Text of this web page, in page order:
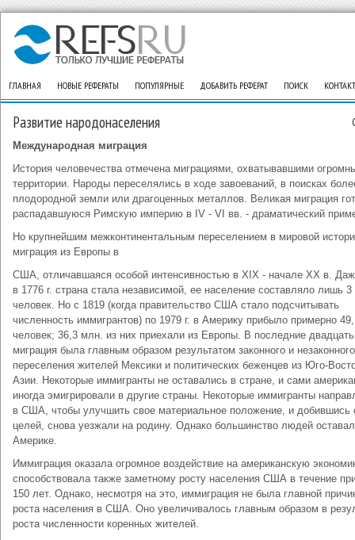
ГЛАВНАЯ НОВЫЕ РЕФЕРАТЫ ПОПУЛЯРНЫЕ ДОБАВИТЬ РЕФЕРАТ ПОИСК
Развитие народонаселения
Международная миграция
История человечества отмечена миграциями, охватывавшими
территории. Народы переселялись в ходе завоеваний, в поисках
плодородной земли или драгоценных металлов. Великая миграция
распадавшуюся Римскую империю в IV - VI вв. - драматический
Но крупнейшим межконтинентальным переселением в мировой
миграция из Европы в
США, отличавшаяся особой интенсивностью в XIX - начале XX в.
в 1776 г. страна стала независимой, ее население составляло лишь
человек. Но с 1819 (когда правительство США стало подсчитывать
численность иммигрантов) по 1979 г. в Америку прибыло примерно
человек; 36,3 млн. из них приехали из Европы. В последние
миграция была главным образом результатом законного и незаконного
переселения жителей Мексики и политических беженцев из Юго-
Азии. Некоторые иммигранты не оставались в стране, и сами
иногда эмигрировали в другие страны. Некоторые иммигранты
в США, чтобы улучшить свое материальное положение, и добившись
целей, снова уезжали на родину. Однако большинство людей
Америке.
Иммиграция оказала огромное воздействие на американскую
способствовала также заметному росту населения США в течение
150 лет. Однако, несмотря на это, иммиграция не была главной
роста населения в США. Оно увеличивалось главным образом в
роста численности коренных жителей.